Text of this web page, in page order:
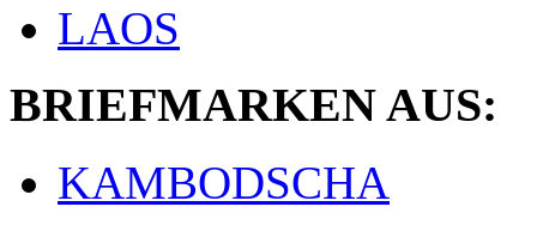
LAOS
BRIEFMARKEN AUS:
KAMBODSCHA